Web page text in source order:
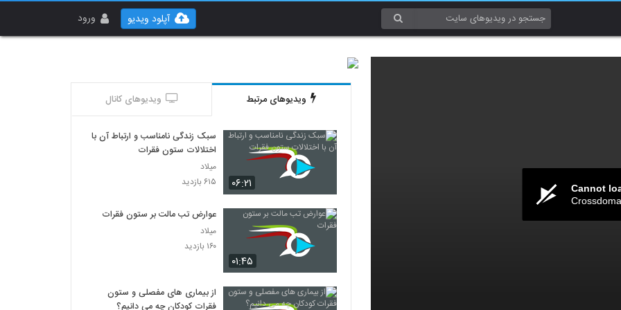
ورود آپلود ویدیو
Cannot
ویدیوهای مرتبط ویدیوهای کانال
۰۶:۲۱
سبک زندگی نامناسب و ارتباط آن با
اختلالات ستون فقرات
میلاد
۶۱۵ بازدید
۰۱:۴۵
عوارض تب مالت بر ستون فقرات
میلاد
۱۶۰ بازدید
از بیماری های مفصلی و ستون
فقرات کودکان چه می دانیم؟